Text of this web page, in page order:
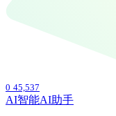
0 45,537
AI智能AI助手